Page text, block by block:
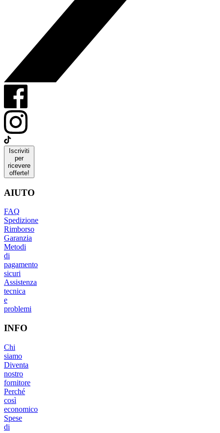
Iscriviti
per
ricevere
offerte!
AIUTO
FAQ
Spedizione
Rimborso
Garanzia
Metodi
di
pagamento
sicuri
Assistenza
tecnica
e
problemi
INFO
Chi
siamo
Diventa
nostro
fornitore
Perché
così
economico
Spese
di